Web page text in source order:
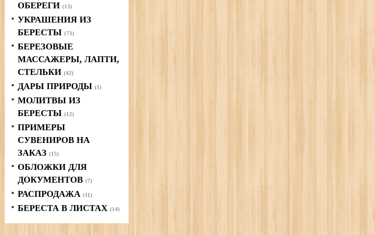
ОБЕРЕГИ (13)
УКРАШЕНИЯ ИЗ
БЕРЕСТЫ (73)
БЕРЕЗОВЫЕ
МАССАЖЕРЫ, ЛАПТИ,
СТЕЛЬКИ (42)
ДАРЫ ПРИРОДЫ (1)
МОЛИТВЫ ИЗ
БЕРЕСТЫ (12)
ПРИМЕРЫ
СУВЕНИРОВ НА
ЗАКАЗ (15)
ОБЛОЖКИ ДЛЯ
ДОКУМЕНТОВ (7)
РАСПРОДАЖА (11)
БЕРЕСТА В ЛИСТАХ (14)